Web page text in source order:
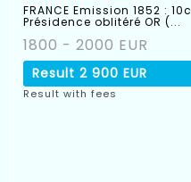
FRANCE Emission 1852 : 10c
Présidence oblitéré OR (...
1800 - 2000 EUR
Result 2 900 EUR
Result with fees